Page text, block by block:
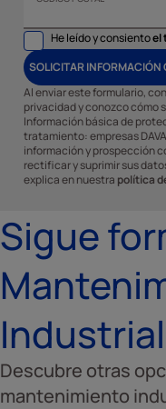
He leído y consientoel
SOLICITAR INFORMACIÓN
Al enviar este formulario,
privacidad y conozco cómo
Información básica de
tratamiento: empresas
información y prospección
rectificar y suprimir sus
explica en nuestra política
Sigue
Industrial
Descubre otras
mantenimiento